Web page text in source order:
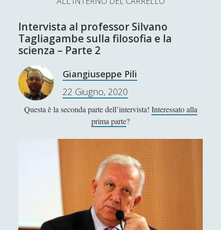
Contatti & Collabora!
La nostra storia
t
w
i
f
a
c
y
o
u
CERCA
S
a
r
SUPPORT US
► Antologia
Intervista al professor Silvano
Tagliagambe sulla filosofia e la
scienza – Parte 2
Giangiuseppe Pili
22 Giugno, 2020
Questa è la seconda parte dell’intervista! Interessato alla
prima parte?